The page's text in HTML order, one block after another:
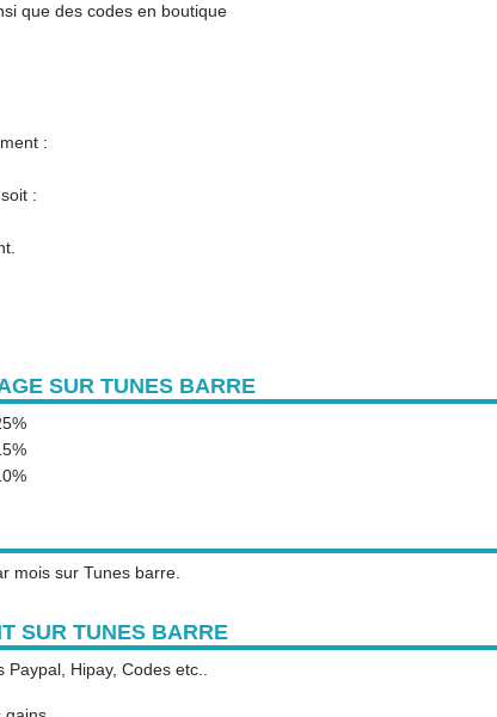
que des codes en boutique
:
:
SUR TUNES BARRE
mois sur Tunes barre.
SUR TUNES BARRE
Hipay, Codes etc..